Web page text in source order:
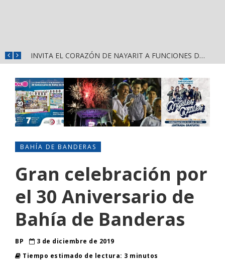
INVITA EL CORAZÓN DE NAYARIT A FUNCIONES DE CINE GRATUITAS EN LA CONCHA ACÚSTICA
BAHÍA DE BANDERAS
Gran celebración por
el 30 Aniversario de
Bahía de Banderas
BP
3 de diciembre de 2019
Tiempo estimado de lectura: 3 minutos